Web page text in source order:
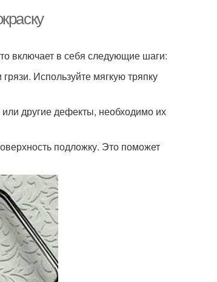
включает в себя следующие шаги:
Используйте мягкую тряпку
другие дефекты, необходимо их
подложку. Это поможет